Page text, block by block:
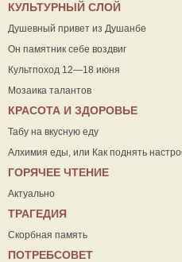
КУЛЬТУРНЫЙ СЛОЙ
Душевный привет из Душанбе
Он памятник себе воздвиг
Культпоход 12—18 июня
Мозаика талантов
КРАСОТА И ЗДОРОВЬЕ
Табу на вкусную еду
Алхимия еды, или Как поднять
ГОРЯЧЕЕ ЧТЕНИЕ
Актуально
ТРАГЕДИЯ
Скорбная память
ПОТРЕБСОВЕТ